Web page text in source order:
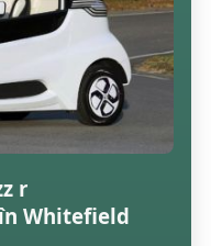
r
Whitefield